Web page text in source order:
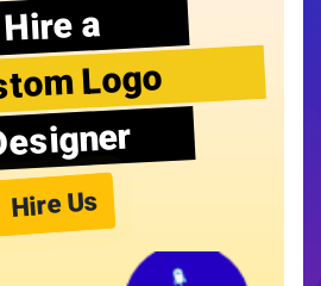
Hire a
Logo
Hire Us